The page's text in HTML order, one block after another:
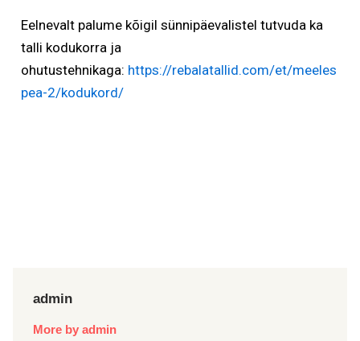
Eelnevalt palume kõigil sünnipäevalistel tutvuda ka
talli kodukorra ja
ohutustehnikaga: https://rebalatallid.com/et/meeles
pea-2/kodukord/
admin
More by admin